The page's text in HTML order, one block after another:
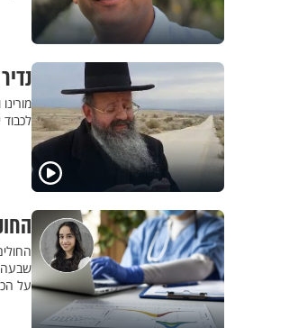
שבעה
על